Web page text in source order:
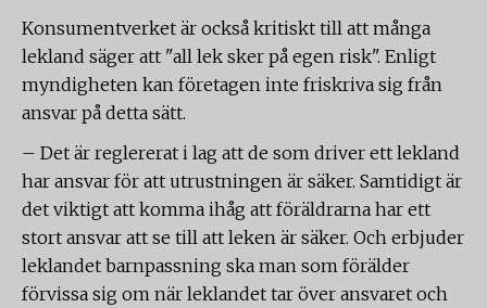
Konsumentverket är också kritiskt till att många
lekland säger att "all lek sker på egen risk". Enligt
myndigheten kan företagen inte friskriva sig från
ansvar på detta sätt.
– Det är reglererat i lag att de som driver ett lekland
har ansvar för att utrustningen är säker. Samtidigt är
det viktigt att komma ihåg att föräldrarna har ett
stort ansvar att se till att leken är säker. Och erbjuder
leklandet barnpassning ska man som förälder
förvissa sig om när leklandet tar över ansvaret och